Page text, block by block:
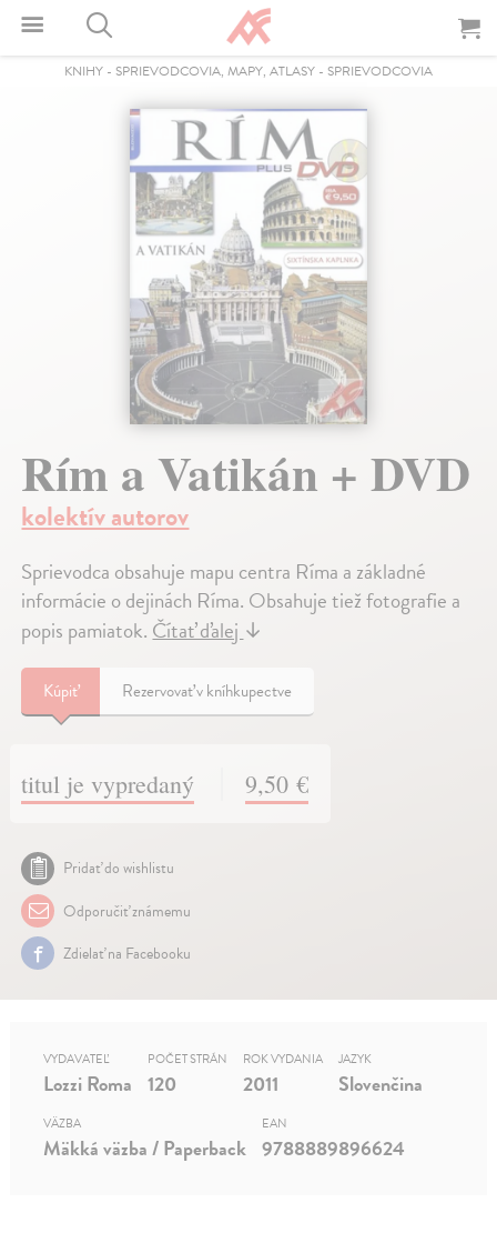
KNIHY - SPRIEVODCOVIA, MAPY, ATLASY - SPRIEVODCOVIA
Rím a Vatikán + DVD
kolektív autorov
Sprievodca obsahuje mapu centra Ríma a základné
informácie o dejinách Ríma. Obsahuje tiež fotografie a
popis pamiatok.Čítať ďalej↓
Kúpiť Rezervovať v kníhkupectve
titul je vypredaný 9,50 €
Pridať do wishlistu
Odporučiť známemu
Zdielať na Facebooku
VYDAVATEĽ
Lozzi Roma
POČET STRÁN
120
ROK VYDANIA
2011
JAZYK
Slovenčina
VÄZBA
Mäkká väzba / Paperback
EAN
9788889896624